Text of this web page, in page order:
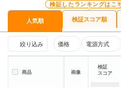
人気順
検証したランキングはこ
検証スコア順
絞り込み 価格 電源方式
商品 画像
検証
スコア